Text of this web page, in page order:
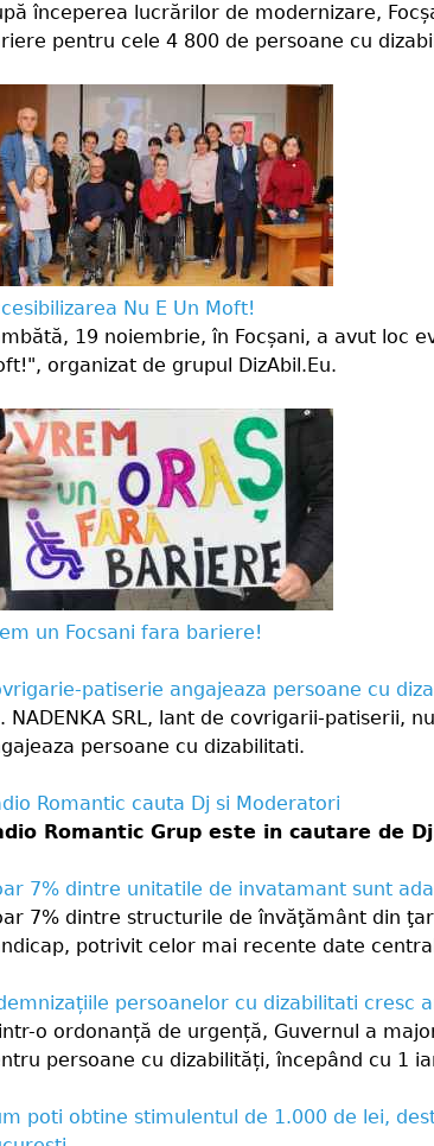
începerea lucrărilor de modernizare,
pentru cele 4 800 de persoane cu
Nu E Un Moft!
19 noiembrie, în Focșani, a avut loc
organizat de grupul DizAbil.Eu.
un Focsani fara bariere!
patiserie angajeaza persoane cu
NADENKA SRL, lant de covrigarii-patiserii,
persoane cu dizabilitati.
Romantic cauta Dj si Moderatori
Romantic Grup este in cautare de
7% dintre unitatile de invatamant sunt
7% dintre structurile de învăţământ din
potrivit celor mai recente date
persoanelor cu dizabilitati cresc
o ordonanță de urgență, Guvernul a
persoane cu dizabilități, începând cu 1
poti obtine stimulentul de 1.000 de lei,